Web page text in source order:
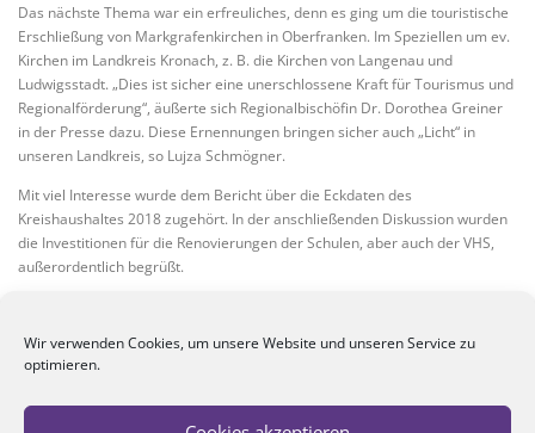
Wir verwenden Cookies, um unsere Website und unseren Service zu
optimieren.
Das nächste Thema war ein erfreuliches, denn es ging um die touristische
Erschließung von Markgrafenkirchen in Oberfranken. Im Speziellen um ev.
Kirchen im Landkreis Kronach, z. B. die Kirchen von Langenau und
Ludwigsstadt. „Dies ist sicher eine unerschlossene Kraft für Tourismus und
Regionalförderung“, äußerte sich Regionalbischöfin Dr. Dorothea Greiner
in der Presse dazu. Diese Ernennungen bringen sicher auch „Licht“ in
unseren Landkreis, so Lujza Schmögner.
Mit viel Interesse wurde dem Bericht über die Eckdaten des
Kreishaushaltes 2018 zugehört. In der anschließenden Diskussion wurden
die Investitionen für die Renovierungen der Schulen, aber auch der VHS,
außerordentlich begrüßt.
rege weitergeführt.
ehrenvollen Tätigkeiten für den Vorschlag der Landkreisehrungen